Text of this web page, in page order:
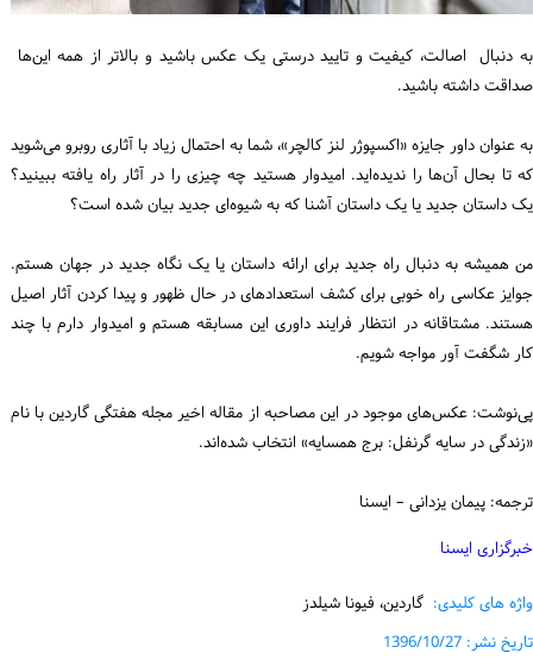
به دنبال اصالت، کیفیت و تایید درستی یک عکس باشید و بالاتر از همه این‌ها
صداقت داشته باشید.
به عنوان داور جایزه «اکسپوژر لنز کالچر»، شما به احتمال زیاد با آثاری روبرو می‌شوید
که تا بحال آن‌ها را ندیده‌اید. امیدوار هستید چه چیزی را در آثار راه ‌یافته ببینید؟
یک داستان جدید یا یک داستان آشنا که به شیوه‌ای جدید بیان شده است؟
من همیشه به دنبال راه جدید برای ارائه داستان یا یک نگاه جدید در جهان هستم.
جوایز عکاسی راه خوبی برای کشف استعدادهای در حال ظهور و پیدا کردن آثار اصیل
هستند. مشتاقانه در انتظار فرایند داوری این مسابقه هستم و امیدوار دارم با چند
کار شگفت آور مواجه شویم.
پی‌نوشت: عکس‌های موجود در این مصاحبه از مقاله اخیر مجله هفتگی گاردین با نام
«زندگی در سایه گرنفل: برج همسایه» انتخاب شده‌اند.
ترجمه: پیمان یزدانی – ایسنا
خبرگزاری ایسنا
واژه های کلیدی: گاردین، فیونا شیلدز
تاریخ نشر: 1396/10/27